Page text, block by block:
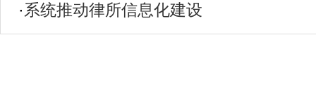
·系统推动律所信息化建设